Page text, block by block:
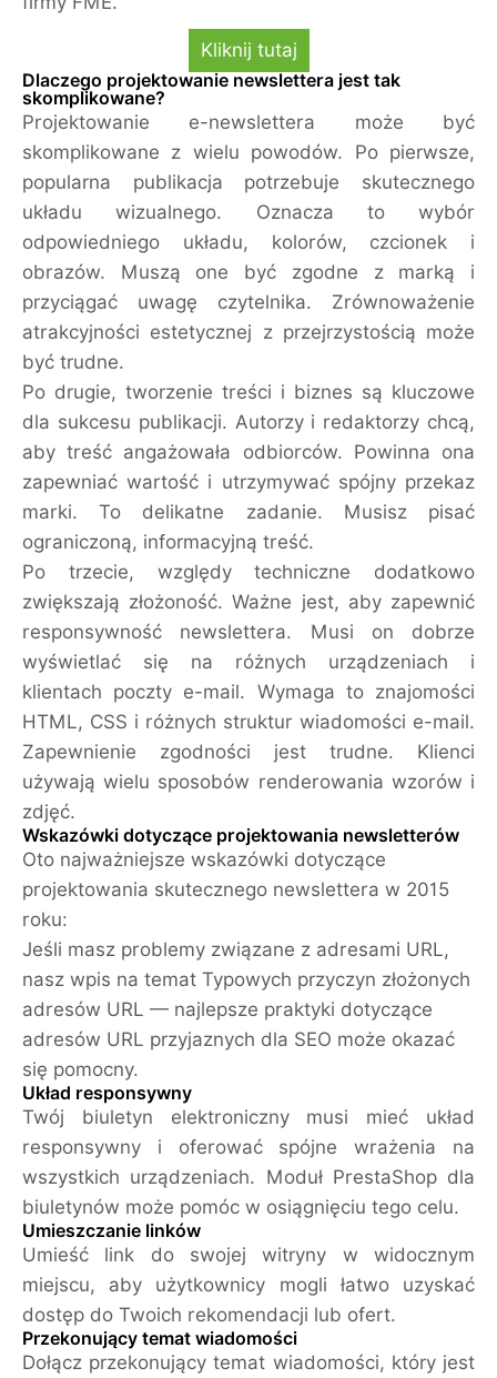
Kliknij tutaj
Dlaczego projektowanie newslettera jest tak
skomplikowane?
Projektowanie e-newslettera może być
skomplikowane z wielu powodów. Po pierwsze,
popularna publikacja potrzebuje skutecznego
układu wizualnego. Oznacza to wybór
odpowiedniego układu, kolorów, czcionek i
obrazów. Muszą one być zgodne z marką i
przyciągać uwagę czytelnika. Zrównoważenie
atrakcyjności estetycznej z przejrzystością może
być trudne.
Po drugie, tworzenie treści i biznes są kluczowe
dla sukcesu publikacji. Autorzy i redaktorzy chcą,
aby treść angażowała odbiorców. Powinna ona
zapewniać wartość i utrzymywać spójny przekaz
marki. To delikatne zadanie. Musisz pisać
ograniczoną, informacyjną treść.
Po trzecie, względy techniczne dodatkowo
zwiększają złożoność. Ważne jest, aby zapewnić
responsywność newslettera. Musi on dobrze
wyświetlać się na różnych urządzeniach i
klientach poczty e-mail. Wymaga to znajomości
HTML, CSS i różnych struktur wiadomości e-mail.
Zapewnienie zgodności jest trudne. Klienci
używają wielu sposobów renderowania wzorów i
zdjęć.
Wskazówki dotyczące projektowania newsletterów
Oto najważniejsze wskazówki dotyczące
projektowania skutecznego newslettera w 2015
roku:
Jeśli masz problemy związane z adresami URL,
nasz wpis na temat Typowych przyczyn złożonych
adresów URL — najlepsze praktyki dotyczące
adresów URL przyjaznych dla SEO może okazać
się pomocny.
Układ responsywny
Twój biuletyn elektroniczny musi mieć układ
responsywny i oferować spójne wrażenia na
wszystkich urządzeniach. Moduł PrestaShop dla
biuletynów może pomóc w osiągnięciu tego celu.
Umieszczanie linków
Umieść link do swojej witryny w widocznym
miejscu, aby użytkownicy mogli łatwo uzyskać
dostęp do Twoich rekomendacji lub ofert.
Przekonujący temat wiadomości
Dołącz przekonujący temat wiadomości, który jest